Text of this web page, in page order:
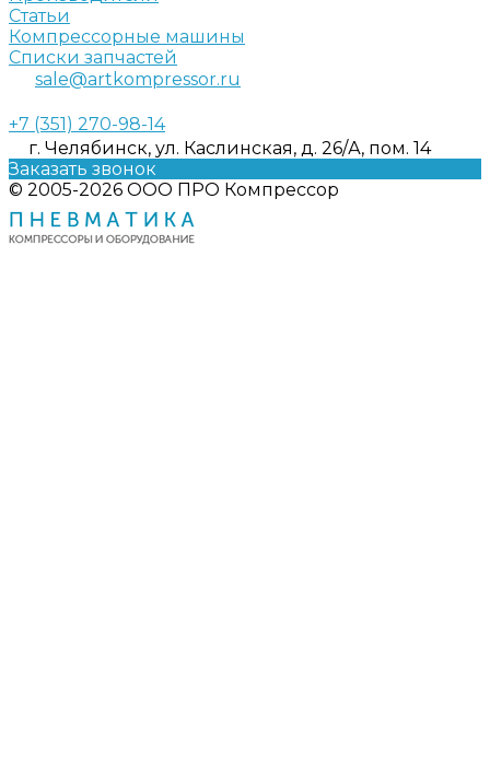
Статьи
Компрессорные машины
Списки запчастей
sale@artkompressor.ru
+7 (351) 270-98-14
г. Челябинск, ул. Каслинская, д. 26/А, пом. 14
Заказать звонок
© 2005-2026 ООО ПРО Компрессор